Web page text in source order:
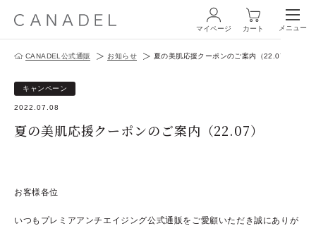
ログイン・新規会員登録
マイページ カート メニュー
CANADEL公式通販 お知らせ 夏の美肌応援クーポンのご案内（22.07）
キャンペーン
2022.07.08
夏の美肌応援クーポンのご案内（22.07）
お客様各位
いつもプレミアアンチエイジング公式通販をご愛顧いただき誠にありが